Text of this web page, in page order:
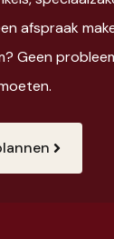
afspraak
Geen